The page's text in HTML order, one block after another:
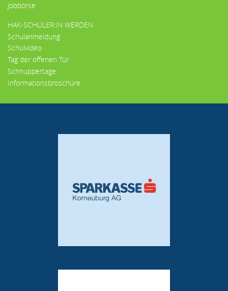
Jobbörse
HAK-SCHÜLER:IN WERDEN
Schulanmeldung
Schulvideo
Tag der offenen Tür
Schnuppertage
Informationsbroschüre